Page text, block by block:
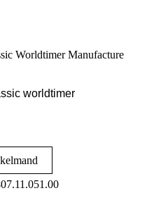
worldtimer